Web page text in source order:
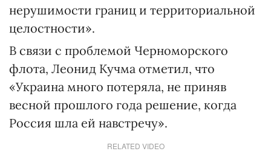
нерушимости границ и территориальной
целостности».
В связи с проблемой Черноморского
флота, Леонид Кучма отметил, что
«Украина много потеряла, не приняв
весной прошлого года решение, когда
Россия шла ей навстречу».
RELATED VIDEO